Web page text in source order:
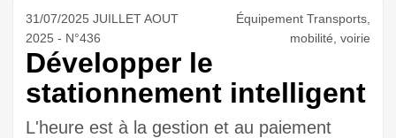
31/07/2025 JUILLET AOUT
2025 - N°436
Équipement Transports,
mobilité, voirie
Développer le
stationnement intelligent
L'heure est à la gestion et au paiement